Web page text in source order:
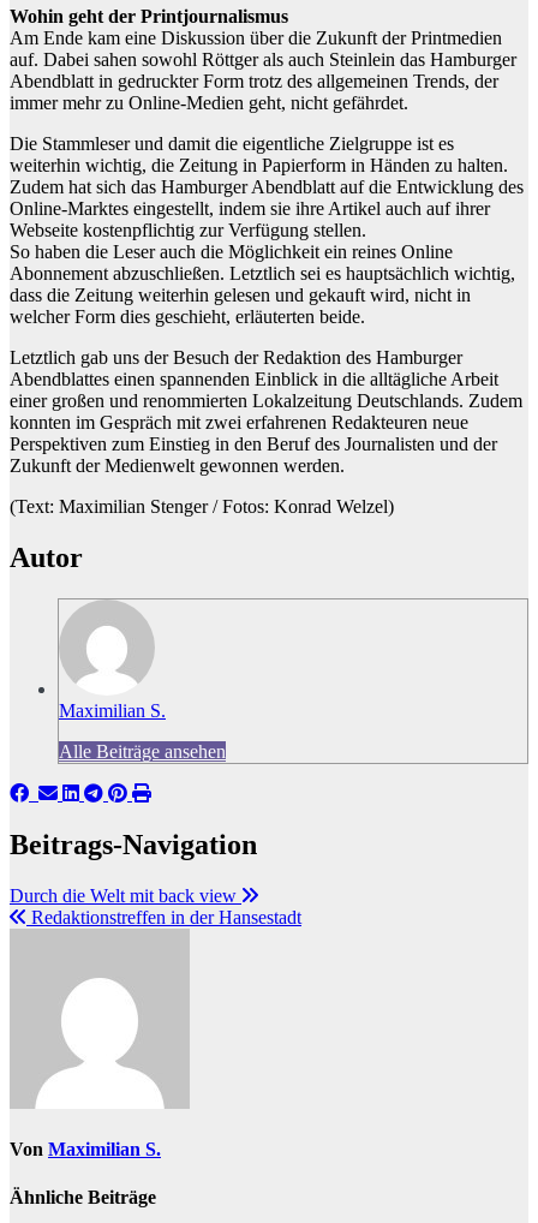
Wohin geht der Printjournalismus
Am Ende kam eine Diskussion über die Zukunft der Printmedien
auf. Dabei sahen sowohl Röttger als auch Steinlein das Hamburger
Abendblatt in gedruckter Form trotz des allgemeinen Trends, der
immer mehr zu Online-Medien geht, nicht gefährdet.
Die Stammleser und damit die eigentliche Zielgruppe ist es
weiterhin wichtig, die Zeitung in Papierform in Händen zu halten.
Zudem hat sich das Hamburger Abendblatt auf die Entwicklung des
Online-Marktes eingestellt, indem sie ihre Artikel auch auf ihrer
Webseite kostenpflichtig zur Verfügung stellen.
So haben die Leser auch die Möglichkeit ein reines Online
Abonnement abzuschließen. Letztlich sei es hauptsächlich wichtig,
dass die Zeitung weiterhin gelesen und gekauft wird, nicht in
welcher Form dies geschieht, erläuterten beide.
Letztlich gab uns der Besuch der Redaktion des Hamburger
Abendblattes einen spannenden Einblick in die alltägliche Arbeit
einer großen und renommierten Lokalzeitung Deutschlands. Zudem
konnten im Gespräch mit zwei erfahrenen Redakteuren neue
Perspektiven zum Einstieg in den Beruf des Journalisten und der
Zukunft der Medienwelt gewonnen werden.
(Text: Maximilian Stenger / Fotos: Konrad Welzel)
Autor
Maximilian S.
Alle Beiträge ansehen
Beitrags-Navigation
Durch die Welt mit back view
Redaktionstreffen in der Hansestadt
Von Maximilian S.
Ähnliche Beiträge